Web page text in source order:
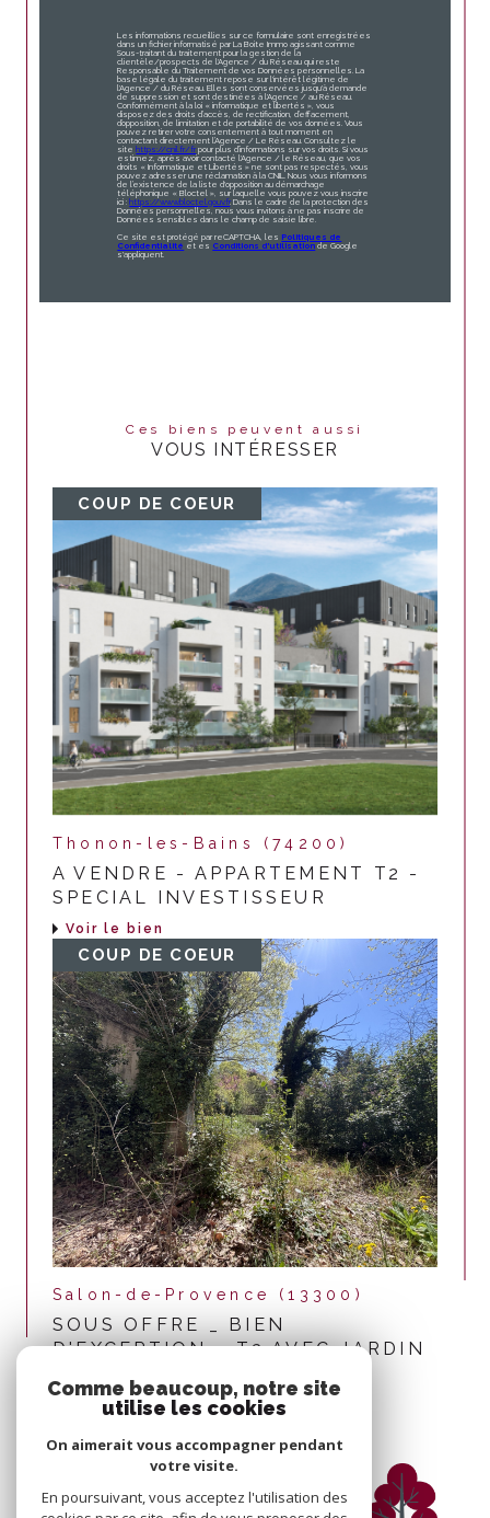
Les informations recueillies sur ce formulaire sont enregistrées
dans un fichier informatisé par La Boite Immo agissant comme
Sous-traitant du traitement pour la gestion de la
clientèle/prospects de l'Agence / du Réseau qui reste
Responsable du Traitement de vos Données personnelles. La
base légale du traitement repose sur l'intérêt légitime de
l'Agence / du Réseau. Elles sont conservées jusqu'à demande
de suppression et sont destinées à l'Agence / au Réseau.
Conformément à la loi « informatique et libertés », vous
disposez des droits d’accès, de rectification, d’effacement,
d’opposition, de limitation et de portabilité de vos données. Vous
pouvez retirer votre consentement à tout moment en
contactant directement l’Agence / Le Réseau. Consultez le
sitehttps://cnil.fr/fr pour plus d’informations sur vos droits. Si vous
estimez, après avoir contacté l'Agence / le Réseau, que vos
droits « Informatique et Libertés » ne sont pas respectés, vous
pouvez adresser une réclamation à la CNIL. Nous vous informons
de l’existence de la liste d'opposition au démarchage
téléphonique « Bloctel », sur laquelle vous pouvez vous inscrire
ici :https://www.bloctel.gouv.fr. Dans le cadre de la protection des
Données personnelles, nous vous invitons à ne pas inscrire de
Données sensibles dans le champ de saisie libre.
Ce site est protégé par reCAPTCHA, les Politiques de
Confidentialité et es Conditions d'utilisationde Google
s'appliquent.
Ces biens peuvent aussi
VOUS INTÉRESSER
COUP DE COEUR
Thonon-les-Bains (74200)
A VENDRE - APPARTEMENT T2 -
SPECIAL INVESTISSEUR
Voir le bien
COUP DE COEUR
Salon-de-Provence (13300)
SOUS OFFRE _ BIEN
D'EXCEPTION – T3 AVEC JARDIN
Voir le bien
Comme beaucoup, notre site
utilise les cookies
On aimerait vous accompagner pendant
votre visite.
En poursuivant, vous acceptez l'utilisation des